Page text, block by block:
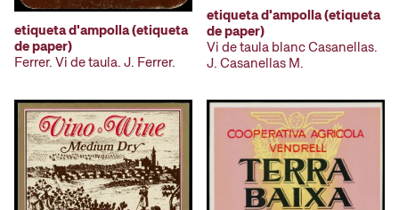
etiqueta d'ampolla (etiqueta
de paper)
Ferrer. Vi de taula. J. Ferrer.
etiqueta d'ampolla (etiqueta
de paper)
Vi de taula blanc Casanellas.
J. Casanellas M.